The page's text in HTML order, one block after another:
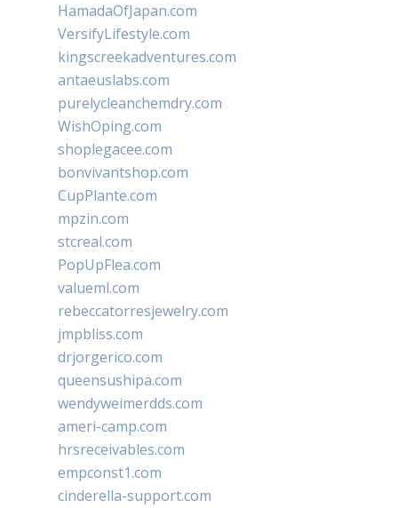
HamadaOfJapan.com
VersifyLifestyle.com
kingscreekadventures.com
antaeuslabs.com
purelycleanchemdry.com
WishOping.com
shoplegacee.com
bonvivantshop.com
CupPlante.com
mpzin.com
stcreal.com
PopUpFlea.com
valueml.com
rebeccatorresjewelry.com
jmpbliss.com
drjorgerico.com
queensushipa.com
wendyweimerdds.com
ameri-camp.com
hrsreceivables.com
empconst1.com
cinderella-support.com